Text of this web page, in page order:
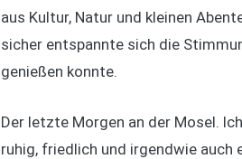
aus Kultur, Natur und kleinen
sicher entspannte sich die
genießen konnte.
Der letzte Morgen an der Mosel.
ruhig, friedlich und irgendwie auch